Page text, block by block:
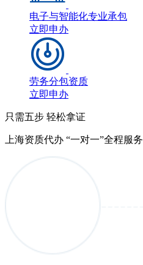
电子与智能化专业承包
立即申办
劳务分包资质
立即申办
只需五步 轻松拿证
上海资质代办 “一对一”全程服务